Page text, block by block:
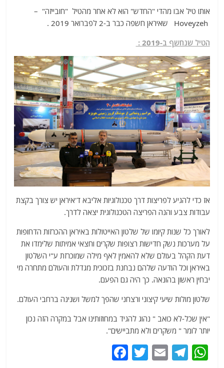
אותו טיל אבו מהדי "החדש" הוא לא אחר מהטיל "חובייזה" –
הטיל שנחשף ב-2019 :
אז כדי להגיע לפריצות דרך טכנולוגיות אליבא ד'איראן יש צורך בקצת
עבודות צבע והנה הפריצה הטכנולוגית יצאה לדרך.
לאורך כל שנות קיומו של שלטון האייטולות באיראן ההכרזות הדחופות
על מערכות נשק חדישות רצופות שקרים וחצאי אמיתות שלימדו את
דעת הקהל בעולם שלא להאמין לאף מילה שמוכרזת ע"י השלטון
באיראן וכל הודעה שלהם נבחנת בזכוכית מגדלת והעולם מתחרה מי
יבחין ראשון בהונאה. כך היה גם הפעם.
שלטון מולות שיעי קיצוני ורצחני שהפך למשל ושנינה ברחבי העולם.
"אין שכל-לא כואב " נהוג להגיד במחוזותינו אבל במקרה הזה נכון
יותר לומר " משקרים ולא מתביישים".
W
T
E
T